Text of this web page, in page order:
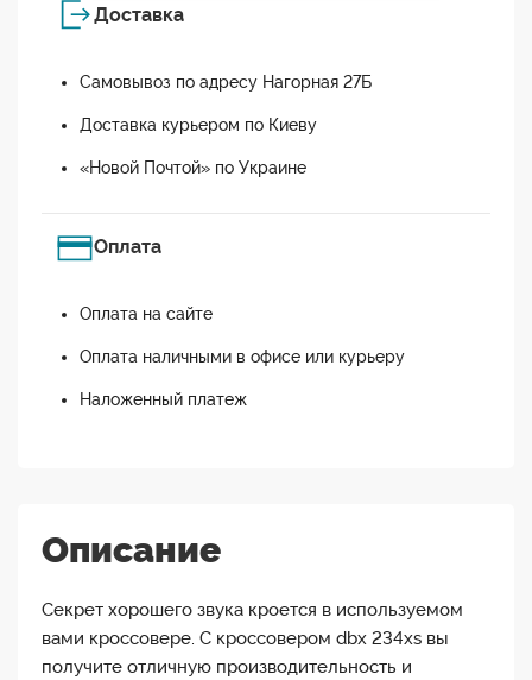
Доставка
Самовывоз по адресу Нагорная 27Б
Доставка курьером по Киеву
«Новой Почтой» по Украине
Оплата
Оплата на сайте
Оплата наличными в офисе или курьеру
Наложенный платеж
Описание
Секрет хорошего звука кроется в используемом
вами кроссовере. С кроссовером dbx 234xs вы
получите отличную производительность и